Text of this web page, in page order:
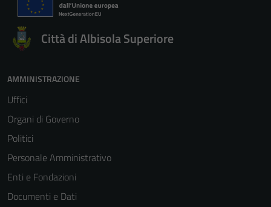
Città di Albisola Superiore
AMMINISTRAZIONE
Uffici
Organi di Governo
Politici
Personale Amministrativo
Enti e Fondazioni
Documenti e Dati
del sito e non